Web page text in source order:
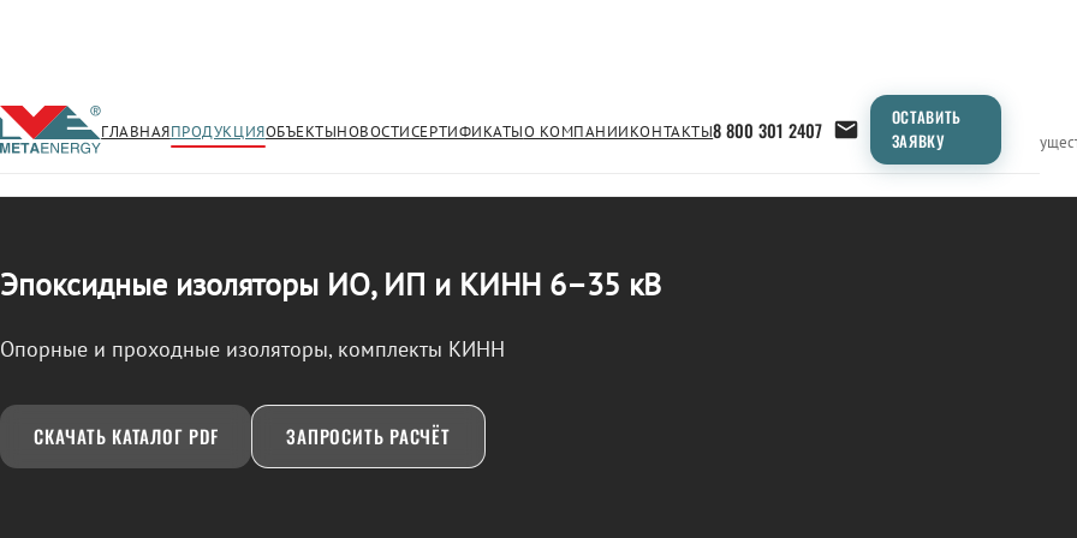
ГЛАВНАЯПРОДУКЦИЯОБЪЕКТЫНОВОСТИСЕРТИФИКАТЫО КОМПАНИИКОНТАКТЫ8 800 301 2407
ОСТАВИТЬ
ЗАЯВКУ
← Продукция/ИЗОЛЯТОРЫ ЭПОКСИДНЫЕ (ИО, ИП, КИНН) Применение Продукция ТипоразмерыСравнение
Эпоксидные изоляторы ИО, ИП и КИНН 6–35 кВ
Опорные и проходные изоляторы, комплекты КИНН
СКАЧАТЬ КАТАЛОГ PDF ЗАПРОСИТЬ РАСЧЁТ